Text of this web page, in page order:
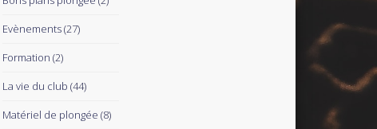
Evènements(27)
Formation (2)
La vie du club (44)
Matériel de plongée (8)